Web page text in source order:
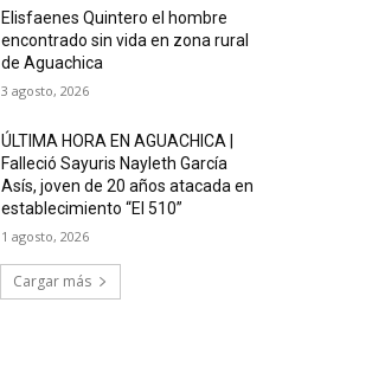
Elisfaenes Quintero el hombre
encontrado sin vida en zona rural
de Aguachica
3 agosto, 2026
ÚLTIMA HORA EN AGUACHICA |
Falleció Sayuris Nayleth García
Asís, joven de 20 años atacada en
establecimiento “El 510”
1 agosto, 2026
Cargar más